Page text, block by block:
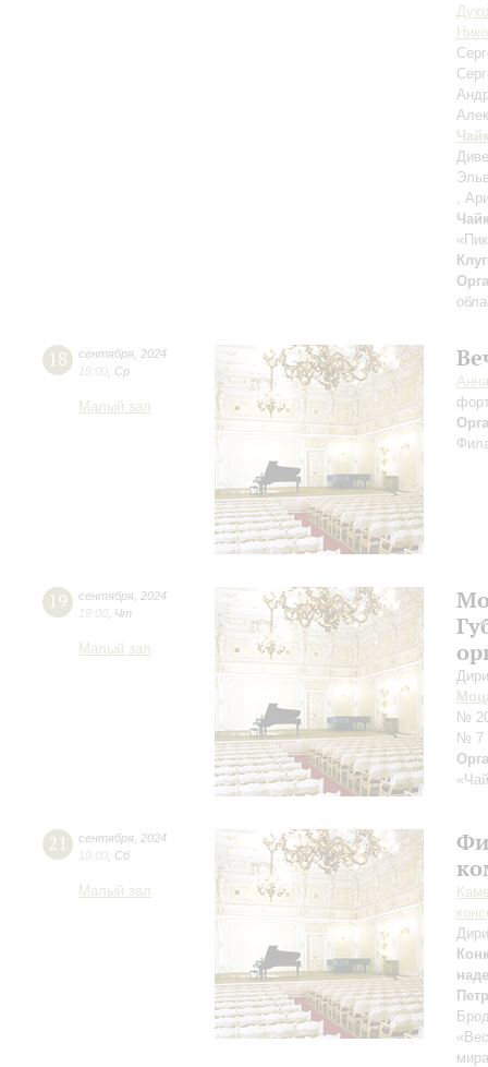
,
18 сентября 2024
19:00 Ср
Малый зал
19 сентября 2024
19:00 Чт
Малый зал
№
№ 7
21 сентября 2024
19:00 Сб
Малый зал